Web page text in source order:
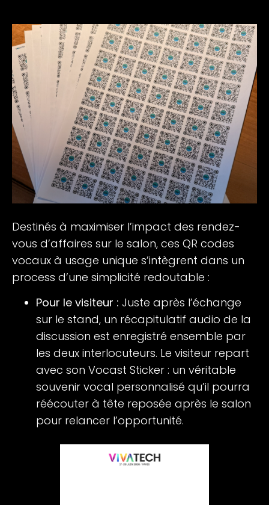
Destinés à maximiser l’impact des rendez-
vous d’affaires sur le salon, ces QR codes
vocaux à usage unique s’intègrent dans un
process d’une simplicité redoutable :
Pour le visiteur : Juste après l’échange
sur le stand, un récapitulatif audio de la
discussion est enregistré ensemble par
les deux interlocuteurs. Le visiteur repart
avec son Vocast Sticker : un véritable
souvenir vocal personnalisé qu’il pourra
réécouter à tête reposée après le salon
pour relancer l’opportunité.